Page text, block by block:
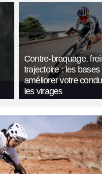
Contre-braquage,
trajectoire : les bases
améliorer votre
les virages